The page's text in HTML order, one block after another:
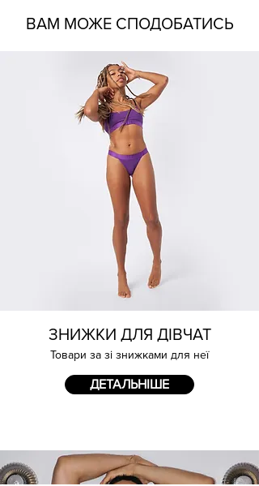
ВАМ МОЖЕ СПОДОБАТИСЬ
ЗНИЖКИ ДЛЯ ДІВЧАТ
Товари за зі знижками для неї
ДЕТАЛЬНІШЕ